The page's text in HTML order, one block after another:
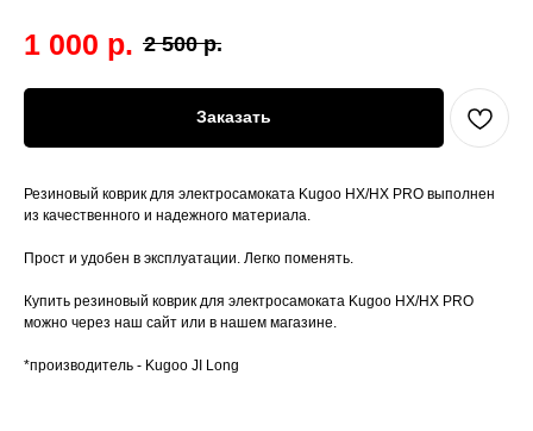
1 000 р. 2 500 р.
Заказать
Резиновый коврик для электросамоката Kugoo HX/HX PRO выполнен
из качественного и надежного материала.
Прост и удобен в эксплуатации. Легко поменять.
Купить резиновый коврик для электросамоката Kugoo HX/HX PRO
можно через наш сайт или в нашем магазине.
*производитель - Kugoo JI Long